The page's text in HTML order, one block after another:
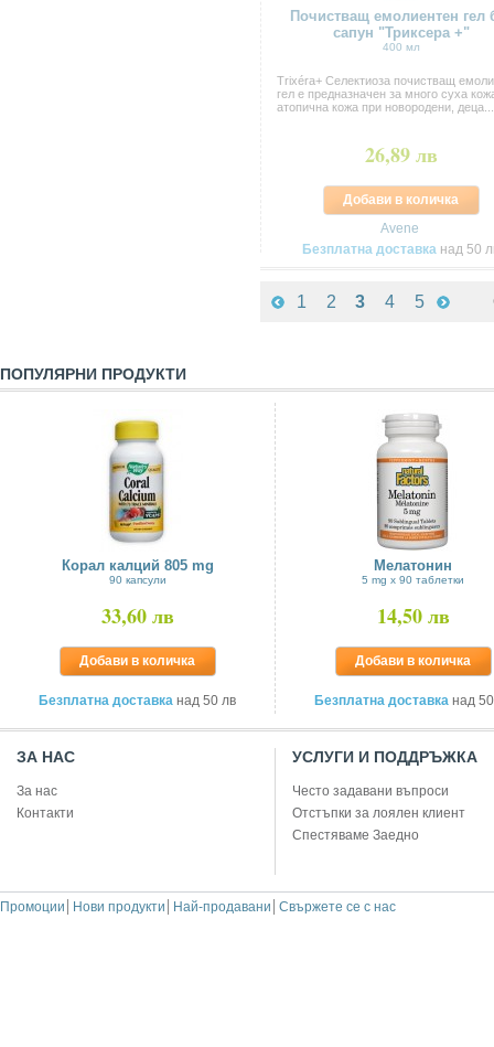
Почистващ емолиентен гел
сапун "Триксера +"
400 мл
Trixéra+ Селектиоза почистващ
гел е предназначен за много суха
атопична кожа при новородени, деца...
26,89 лв
Добави в количка
Avene
Безплатна доставка над 50
1 2 3 4 5
ПОПУЛЯРНИ ПРОДУКТИ
Корал калций 805 mg
90 капсули
33,60 лв
Добави в количка
Безплатна доставка над 50 лв
Мелатонин
5 mg x 90 таблетки
14,50 лв
Добави в количка
Безплатна доставка над
ЗА НАС
За нас
Контакти
УСЛУГИ И ПОДДРЪЖКА
Често задавани въпроси
Отстъпки за лоялен клиент
Спестяваме Заедно
Промоции Нови продукти Най-продавани Свържете се с нас